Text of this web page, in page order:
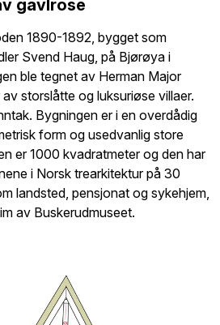
gavlrose
1890-1892, bygget som
Svend Haug, på Bjørøya i
ble tegnet av Herman Major
storslåtte og luksuriøse villaer.
Bygningen er i en overdådig
form og usedvanlig store
er 1000 kvadratmeter og den har
i Norsk trearkitektur på 30
landsted, pensjonat og sykehjem,
av Buskerudmuseet.